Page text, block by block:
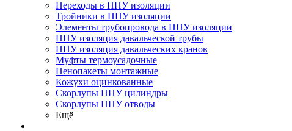
Переходы в ППУ изоляции
Тройники в ППУ изоляции
Элементы трубопровода в ППУ изоляции
ППУ изоляция давальческой трубы
ППУ изоляция давальческих кранов
Муфты термоусадочные
Пенопакеты монтажные
Кожухи оцинкованные
Скорлупы ППУ цилиндры
Скорлупы ППУ отводы
Ещё